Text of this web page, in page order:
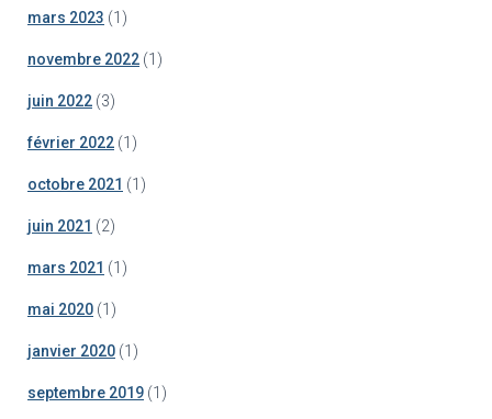
mars 2023 (1)
novembre 2022 (1)
juin 2022 (3)
février 2022 (1)
octobre 2021 (1)
juin 2021 (2)
mars 2021 (1)
mai 2020 (1)
janvier 2020 (1)
septembre 2019 (1)